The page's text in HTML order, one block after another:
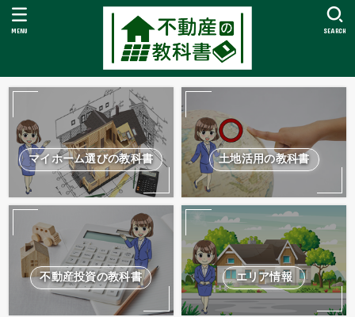
SEARCH
MENU
マイホーム選びの教科書 土地活用の教科書
不動産投資の教科書 エリア情報